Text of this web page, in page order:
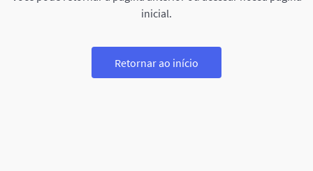
inicial.
Retornar ao início